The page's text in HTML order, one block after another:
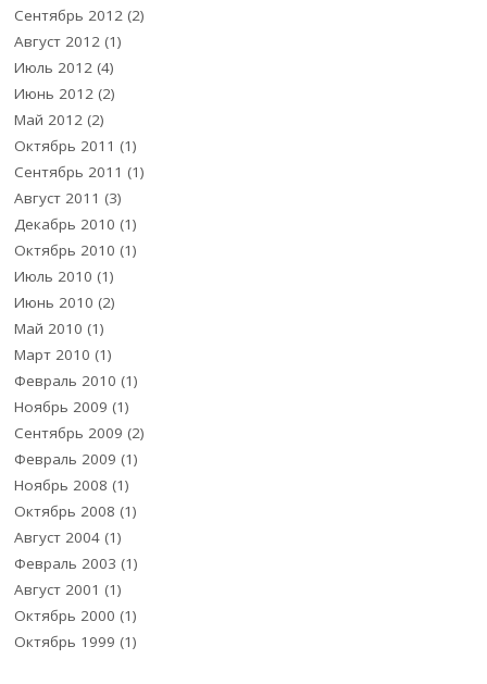
Сентябрь 2012 (2)
Август 2012 (1)
Июль 2012 (4)
Июнь 2012 (2)
Май 2012 (2)
Октябрь 2011 (1)
Сентябрь 2011 (1)
Август 2011 (3)
Декабрь 2010 (1)
Октябрь 2010 (1)
Июль 2010 (1)
Июнь 2010 (2)
Май 2010 (1)
Март 2010 (1)
Февраль 2010 (1)
Ноябрь 2009 (1)
Сентябрь 2009 (2)
Февраль 2009 (1)
Ноябрь 2008 (1)
Октябрь 2008 (1)
Август 2004 (1)
Февраль 2003 (1)
Август 2001 (1)
Октябрь 2000 (1)
Октябрь 1999 (1)